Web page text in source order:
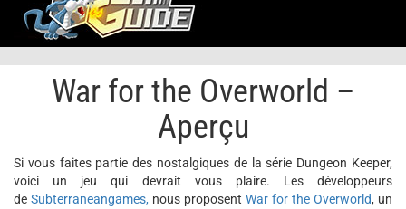
War for the Overworld –
Aperçu
Si vous faites partie des nostalgiques de la série Dungeon Keeper,
voici un jeu qui devrait vous plaire. Les développeurs
de Subterraneangames, nous proposent War for the Overworld, un